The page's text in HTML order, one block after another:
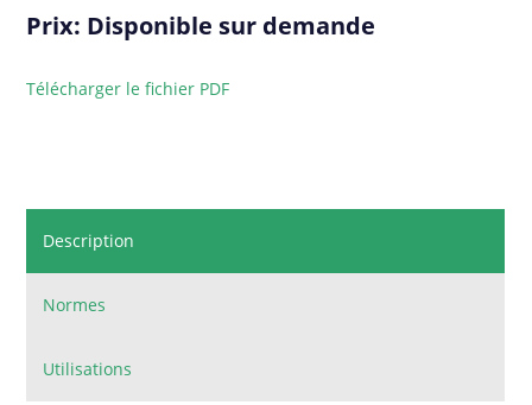
Prix: Disponible sur demande
Télécharger le fichier PDF
Description
Normes
Utilisations